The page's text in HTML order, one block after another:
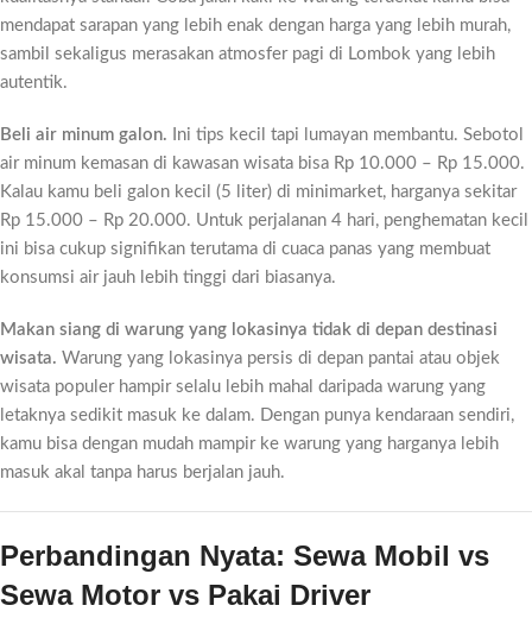
mendapat sarapan yang lebih enak dengan harga yang lebih murah,
sambil sekaligus merasakan atmosfer pagi di Lombok yang lebih
autentik.
Beli air minum galon. Ini tips kecil tapi lumayan membantu. Sebotol
air minum kemasan di kawasan wisata bisa Rp 10.000 – Rp 15.000.
Kalau kamu beli galon kecil (5 liter) di minimarket, harganya sekitar
Rp 15.000 – Rp 20.000. Untuk perjalanan 4 hari, penghematan kecil
ini bisa cukup signifikan terutama di cuaca panas yang membuat
konsumsi air jauh lebih tinggi dari biasanya.
Makan siang di warung yang lokasinya tidak di depan destinasi
wisata. Warung yang lokasinya persis di depan pantai atau objek
wisata populer hampir selalu lebih mahal daripada warung yang
letaknya sedikit masuk ke dalam. Dengan punya kendaraan sendiri,
kamu bisa dengan mudah mampir ke warung yang harganya lebih
masuk akal tanpa harus berjalan jauh.
Perbandingan Nyata: Sewa Mobil vs
Sewa Motor vs Pakai Driver